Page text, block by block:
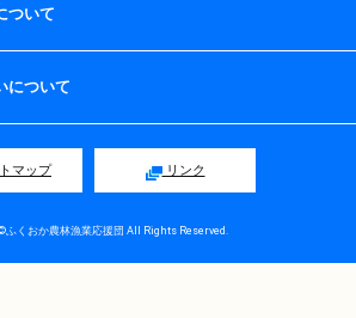
ついて
について
マップ リンク
ふくおか農林漁業応援団 All Rights Reserved.